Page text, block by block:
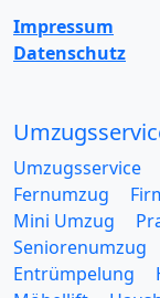
Impressum
Datenschutz
Umzugsservice
Fernumzug
Mini Umzug
Seniorenumzug
Entrümpelung